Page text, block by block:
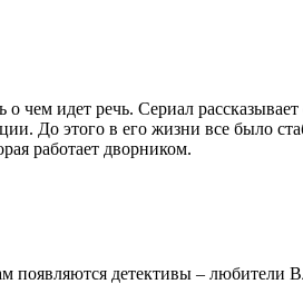
чем идет речь. Сериал
До этого в его жизни все было
работает дворником.
появляются детективы –